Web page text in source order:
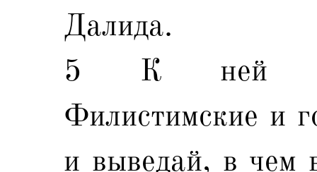
Далида.
5 К ней
Филистимские и
и выведай, в чем